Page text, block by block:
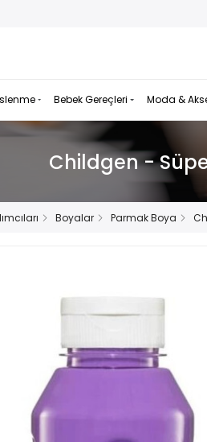
Bebek Gereçleri Moda &
Childgen -
Boyalar Parmak Boya